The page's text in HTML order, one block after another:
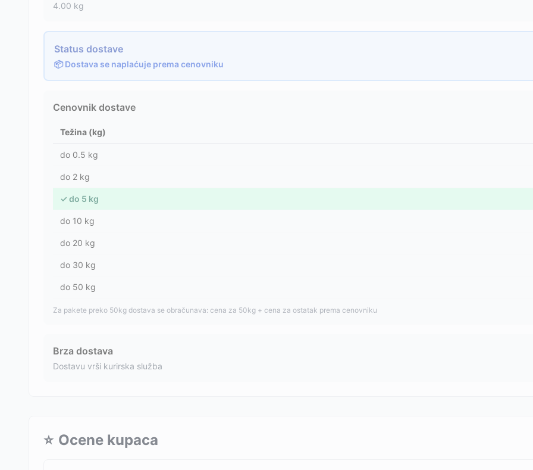
4.00 kg
Status dostave
📦 Dostava se naplaćuje prema cenovniku
Cenovnik dostave
Težina (kg)
do 0.5 kg
do 2 kg
✓ do 5 kg
do 10 kg
do 20 kg
do 30 kg
do 50 kg
Za pakete preko 50kg dostava se obračunava: cena za 50kg + cena za ostatak prema cenovniku
Brza dostava
Dostavu vrši kurirska služba
⭐ Ocene kupaca